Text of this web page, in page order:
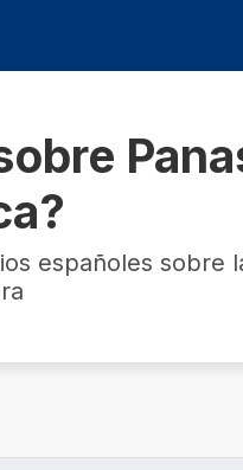
españoles sobre